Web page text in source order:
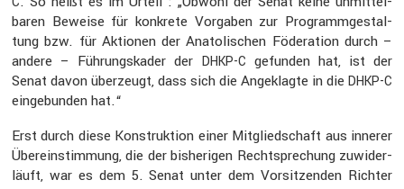
baren Beweise für konkrete Vorgaben zur Programm­ge­stal­
tung bzw. für Aktionen der Anato­li­schen Födera­tion durch –
andere – Führungs­kader der DHKP-C gefunden hat, ist der
Senat davon überzeugt, dass sich die Angeklagte in die DHKP-C
einge­bunden hat.“
Erst durch diese Konstruk­tion einer Mitglied­schaft aus innerer
Überein­stim­mung, die der bishe­rigen Recht­spre­chung zuwider­
läuft, war es dem 5. Senat unter dem Vorsit­zenden Richter